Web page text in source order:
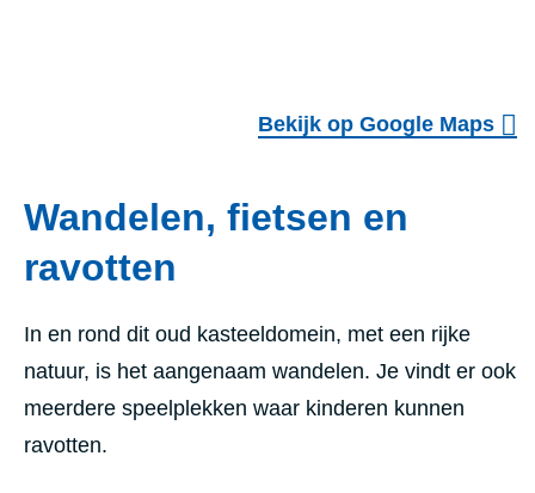
Bekijk op Google Maps
Wandelen, fietsen en
ravotten
In en rond dit oud kasteeldomein, met een rijke
natuur, is het aangenaam wandelen. Je vindt er ook
meerdere speelplekken waar kinderen kunnen
ravotten.